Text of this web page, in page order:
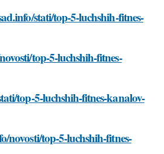
stati/top-5-luchshih-fitnes-
top-5-luchshih-fitnes-
top-5-luchshih-fitnes-kanalov-
novosti/top-5-luchshih-fitnes-